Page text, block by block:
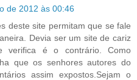
de 2012 às 00:46
deste site permitam que se fale
Devia ser um site de cariz
verifica é o contrário. Como
que os senhores autores do
assim expostos.Sejam o